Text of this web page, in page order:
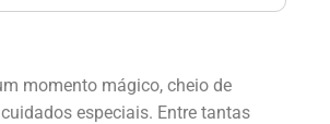
momento mágico, cheio de
especiais. Entre tantas